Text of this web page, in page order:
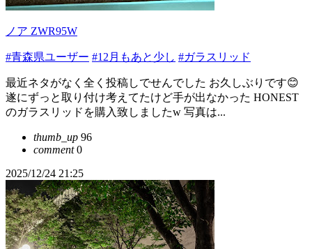
ノア ZWR95W
#青森県ユーザー #12月もあと少し #ガラスリッド
最近ネタがなく全く投稿しでせんでした お久しぶりです😊
遂にずっと取り付け考えてたけど手が出なかった HONEST
のガラスリッドを購入致しましたw 写真は...
thumb_up 96
comment0
2025/12/24 21:25